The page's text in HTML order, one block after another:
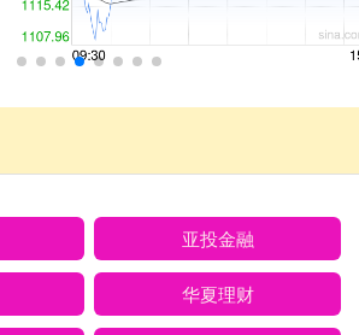
亚投金融
华夏理财